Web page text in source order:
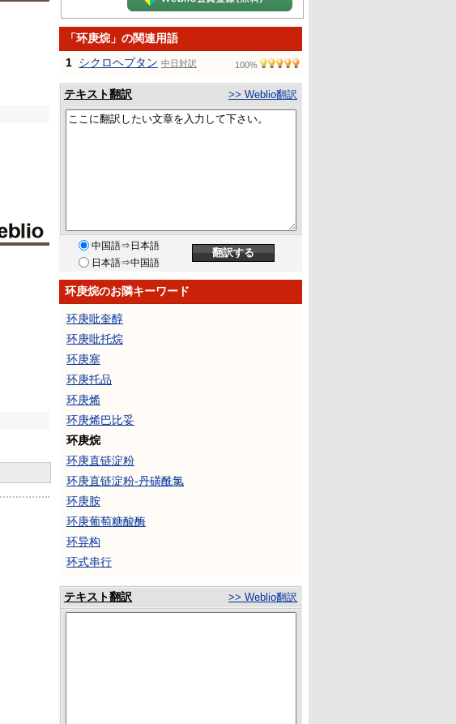
「环庚烷」の関連用語
1 シクロヘプタン 中日対訳 100%
テキスト翻訳 >> Weblio翻訳
中国語⇒日本語
日本語⇒中国語
环庚烷のお隣キーワード
环庚吡奎醇
环庚吡托烷
环庚塞
环庚托品
环庚烯
环庚烯巴比妥
环庚烷
环庚直链淀粉
环庚直链淀粉-丹磺酰氯
环庚胺
环庚葡萄糖酸酶
环异构
环式串行
テキスト翻訳 >> Weblio翻訳